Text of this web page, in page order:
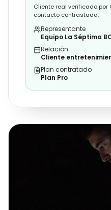
Cliente real verificado por
contacto contrastada.
Representante
Equipo La Séptima
Relación
Cliente
Plan contratado
Plan Pro